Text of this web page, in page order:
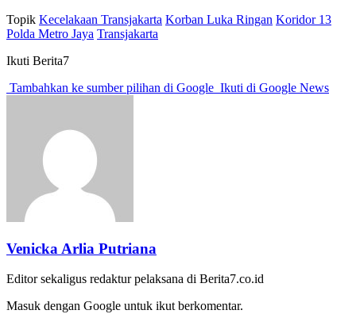
Topik Kecelakaan Transjakarta Korban Luka Ringan Koridor 13
Polda Metro Jaya Transjakarta
Ikuti Berita7
Tambahkan ke sumber pilihan di Google Ikuti di Google News
Venicka Arlia Putriana
Editor sekaligus redaktur pelaksana di Berita7.co.id
Masuk dengan Google untuk ikut berkomentar.